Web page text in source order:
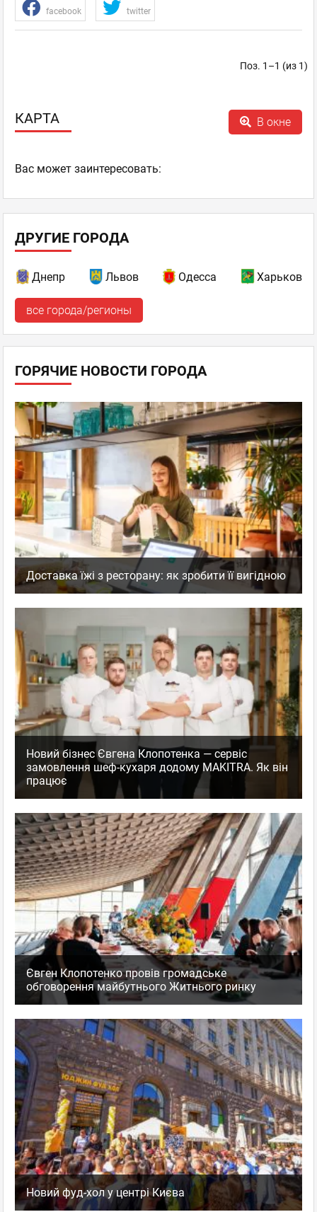
facebook twitter
Поз. 1–1 (из 1)
КАРТА В окне
Ваc может заинтересовать:
ДРУГИЕ ГОРОДА
Днепр Львов Одесса Харьков
все города/регионы
ГОРЯЧИЕ НОВОСТИ ГОРОДА
Доставка їжі з ресторану: як зробити її вигідною
Новий бізнес Євгена Клопотенка — сервіс
замовлення шеф-кухаря додому MAKITRA. Як він
працює
Євген Клопотенко провів громадське
обговорення майбутнього Житнього ринку
Новий фуд-хол у центрі Києва